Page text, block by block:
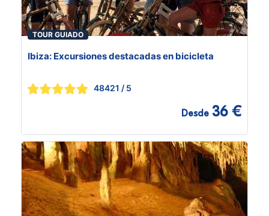
TOUR GUIADO
Ibiza: Excursiones destacadas en bicicleta
48421 / 5
Desde 36 €